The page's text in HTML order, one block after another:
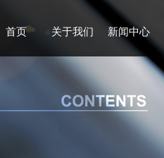
首页 关于我们 新闻中心